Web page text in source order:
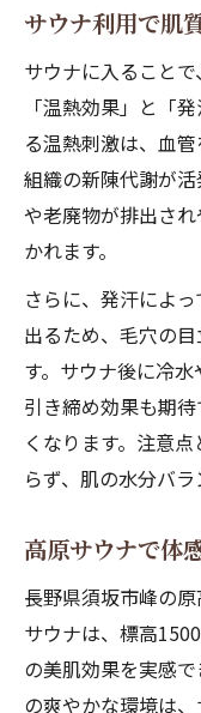
サウナ利用で肌
サウナに入ること
「温熱効果」と「
る温熱刺激は、血
組織の新陳代謝が
や老廃物が排出さ
かれます。
さらに、発汗によ
出るため、毛穴の
す。サウナ後に冷
引き締め効果も期
くなります。注意
らず、肌の水分バラ
高原サウナで体
長野県須坂市峰の
サウナは、標高
の美肌効果を実感
の爽やかな環境は